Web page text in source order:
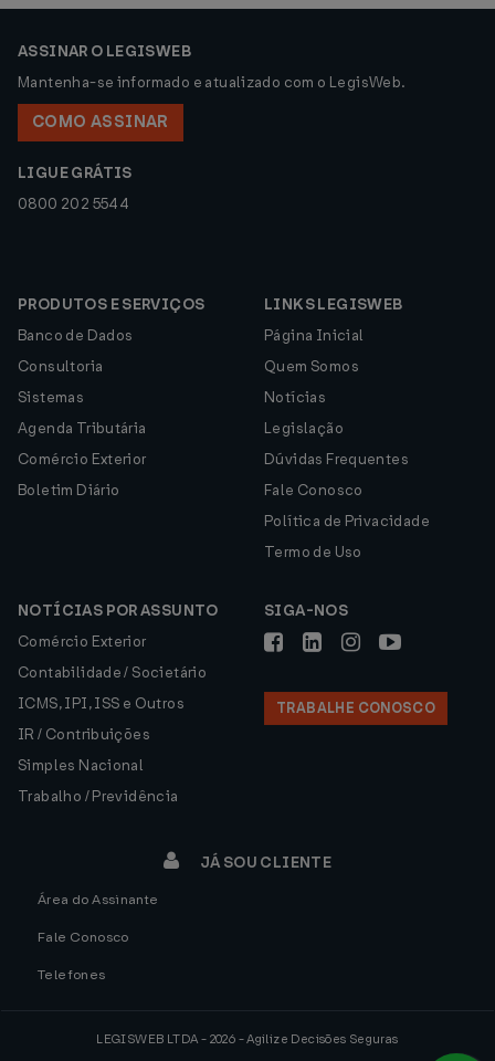
ASSINAR O LEGISWEB
Mantenha-se informado e atualizado com o LegisWeb.
COMO ASSINAR
LIGUE GRÁTIS
0800 202 5544
PRODUTOS E SERVIÇOS
Banco de Dados
Consultoria
Sistemas
Agenda Tributária
Comércio Exterior
Boletim Diário
LINKS LEGISWEB
Página Inicial
Quem Somos
Notícias
Legislação
Dúvidas Frequentes
Fale Conosco
Política de Privacidade
Termo de Uso
NOTÍCIAS POR ASSUNTO
Comércio Exterior
Contabilidade / Societário
ICMS, IPI, ISS e Outros
IR / Contribuições
Simples Nacional
Trabalho / Previdência
SIGA-NOS
TRABALHE CONOSCO
JÁ SOU CLIENTE
Área do Assinante
Fale Conosco
Telefones
LEGISWEB LTDA - 2026 - Agilize Decisões Seguras